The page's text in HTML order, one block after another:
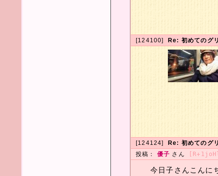
[124100] Re: 初めてのグ
[124124]
Re: 初めてのグ
投稿： 優子 さん
今日子さんこんに